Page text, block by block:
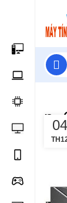
04